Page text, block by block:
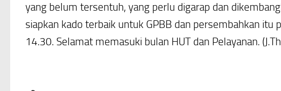
yang belum tersentuh, yang perlu digarap dan
siapkan kado terbaik untuk GPBB dan persembahkan
14.30. Selamat memasuki bulan HUT dan Pelayanan.